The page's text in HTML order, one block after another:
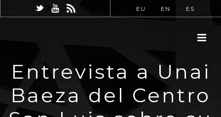
EU EN ES
Entrevista a Unai
Baeza del Centro